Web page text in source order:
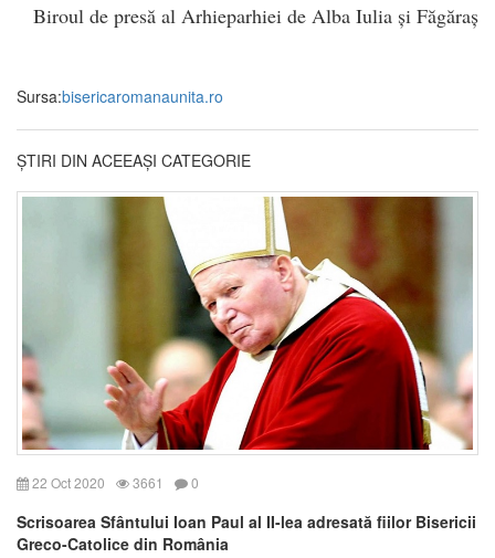
Biroul de presă al Arhieparhiei de Alba Iulia și Făgăraș
Sursa:bisericaromanaunita.ro
ȘTIRI DIN ACEEAȘI CATEGORIE
22 Oct 2020 3661 0
Scrisoarea Sfântului Ioan Paul al II-lea adresată fiilor Bisericii
Greco-Catolice din România